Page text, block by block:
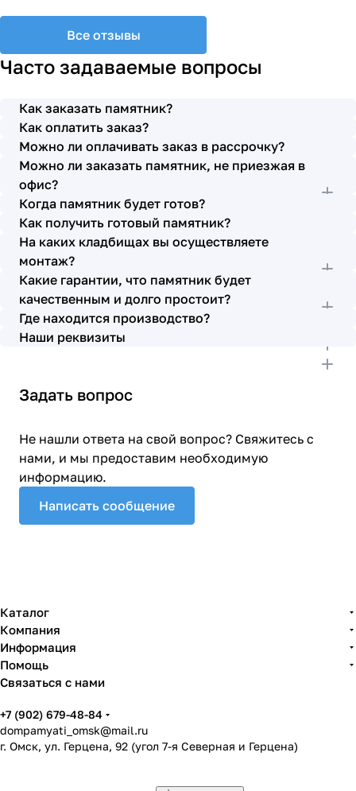
все этапы которого были выполнены вовремя и
без нареканий с нашей стороны, все наши
просьбы учтены. В первое наше обращение мы
бригада Головачёва Владимира. Поэтому и в этот
раз я поросила, если можно, то назначить эту же
бригаду. Мне пошли на встречу, спасибо. Ребята
работают спокойно, но в тоже время, соблюдая
всю технологию, работаю слаженно и
качественно. Я присутствовала при монтаже,
ребят это нисколько не смутило. Они, как и
Елена Николаевна, ответили на все мои вопросы,
которые возникли в процессе. Спасибо.
Выражаю благодарность от имени всей нашей
семьи за выполнение заказа в срок и
качественно. К руководству просьба по-
возможности премировать работников.
Все отзывы
Часто задаваемые вопросы
Как заказать памятник?
Как оплатить заказ?
Можно ли оплачивать заказ в рассрочку?
Можно ли заказать памятник, не приезжая в
офис?
Когда памятник будет готов?
Как получить готовый памятник?
На каких кладбищах вы осуществляете
монтаж?
Какие гарантии, что памятник будет
качественным и долго простоит?
Где находится производство?
Наши реквизиты
Задать вопрос
Не нашли ответа на свой вопрос? Свяжитесь с
нами, и мы предоставим необходимую
информацию.
Написать сообщение
Каталог
Компания
Информация
Помощь
Связаться с нами
+7 (902) 679-48-84
dompamyati_omsk@mail.ru
г. Омск, ул. Герцена, 92 (угол 7-я Северная и Герцена)